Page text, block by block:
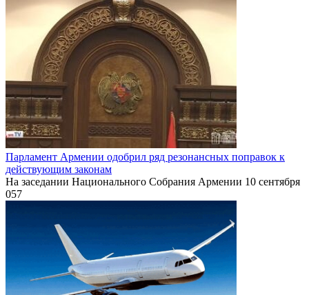
Парламент Армении одобрил ряд резонансных поправок к
действующим законам
На заседании Национального Собрания Армении 10 сентября
057